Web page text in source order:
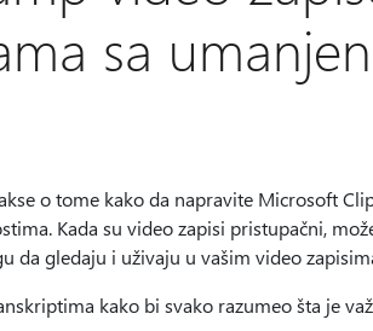
sa
o tome kako da napravite Microsoft
Kada su video zapisi pristupačni,
da gledaju i uživaju u vašim video
kako bi svako razumeo šta je